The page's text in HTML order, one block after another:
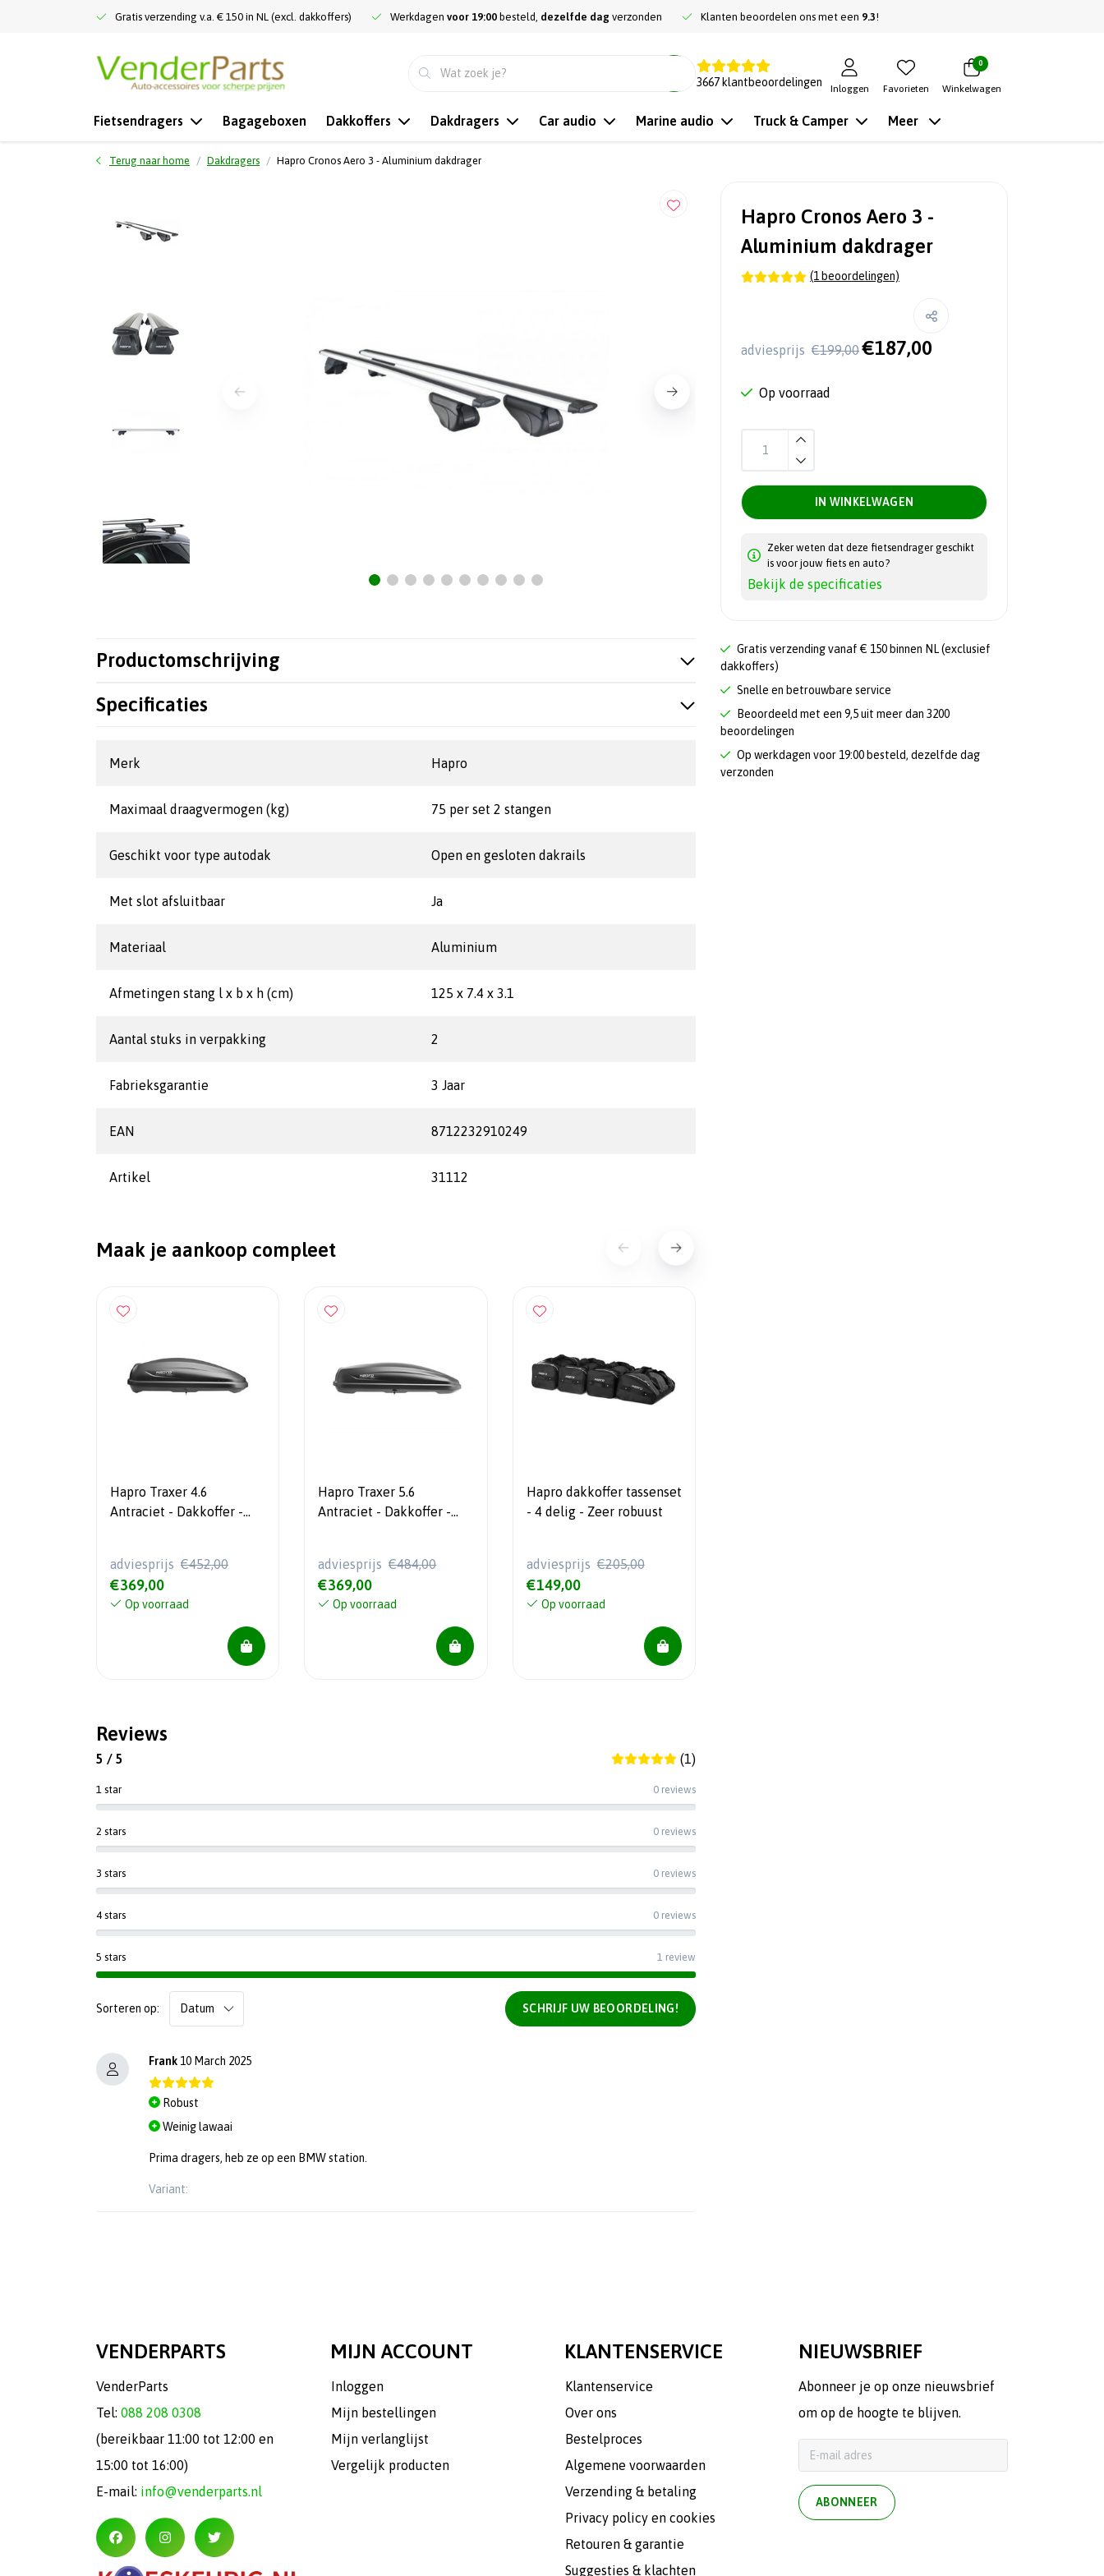
Gratis verzending v.a. € 150 in NL (excl. dakkoffers) Werkdagen voor 19:00 besteld, dezelfde dag verzonden Klanten beoordelen ons met een 9.3!
3667 klantbeoordelingen
Inloggen Favorieten
0
Winkelwagen
Fietsendragers Bagageboxen Dakkoffers Dakdragers Car audio Marine audio Truck & Camper Meer
Terug naar home Dakdragers Hapro Cronos Aero 3 - Aluminium dakdrager
Hapro Cronos Aero 3 -
Aluminium dakdrager
(1 beoordelingen)
adviesprijs €199,00 €187,00
Op voorraad
IN WINKELWAGEN
Zeker weten dat deze fietsendrager geschikt
is voor jouw fiets en auto?
Bekijk de specificaties
Gratis verzending vanaf € 150 binnen NL (exclusief
dakkoffers)
Snelle en betrouwbare service
Beoordeeld met een 9,5 uit meer dan 3200
beoordelingen
Op werkdagen voor 19:00 besteld, dezelfde dag
verzonden
Productomschrijving
Specificaties
Merk Hapro
Maximaal draagvermogen (kg) 75 per set 2 stangen
Geschikt voor type autodak Open en gesloten dakrails
Met slot afsluitbaar Ja
Materiaal Aluminium
Afmetingen stang l x b x h (cm) 125 x 7.4 x 3.1
Aantal stuks in verpakking 2
Fabrieksgarantie 3 Jaar
EAN 8712232910249
Artikel 31112
Maak je aankoop compleet
Hapro Traxer 4.6
Antraciet - Dakkoffer -
adviesprijs €452,00
€369,00
Op voorraad
Hapro Traxer 5.6
Antraciet - Dakkoffer -
adviesprijs €484,00
€369,00
Op voorraad
Hapro dakkoffer tassenset
- 4 delig - Zeer robuust
adviesprijs €205,00
€149,00
Op voorraad
Reviews
5 / 5 (1)
1 star 0 reviews
2 stars 0 reviews
3 stars 0 reviews
4 stars 0 reviews
5 stars 1 review
Sorteren op: SCHRIJF UW BEOORDELING!
Frank 10 March 2025
Robust
Weinig lawaai
Prima dragers, heb ze op een BMW station.
Variant:
VENDERPARTS
VenderParts
Tel: 088 208 0308
(bereikbaar 11:00 tot 12:00 en
15:00 tot 16:00)
E-mail: info@venderparts.nl
MIJN ACCOUNT
Inloggen
Mijn bestellingen
Mijn verlanglijst
Vergelijk producten
KLANTENSERVICE
Klantenservice
Over ons
Bestelproces
Algemene voorwaarden
Verzending & betaling
Privacy policy en cookies
Retouren & garantie
Suggesties & klachten
NIEUWSBRIEF
Abonneer je op onze nieuwsbrief
om op de hoogte te blijven.
ABONNEER